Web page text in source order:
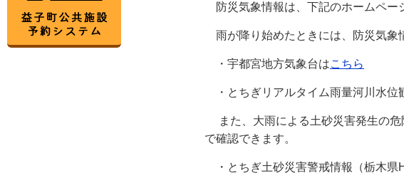
防災気象情報は、下記のホームペー
雨が降り始めたときには、防災気象
・宇都宮地方気象台はこちら
・とちぎリアルタイム雨量河川水位
また、大雨による土砂災害発生の危
で確認できます。
・とちぎ土砂災害警戒情報（栃木県